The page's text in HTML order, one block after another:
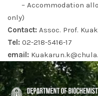
– Accommodation
only)
Contact: Assoc. Prof.
Tel: 02-218-5416-17
email: